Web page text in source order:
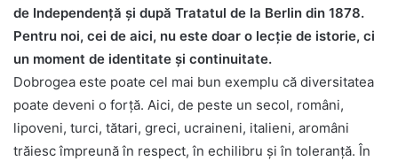
de Independență și după Tratatul de la Berlin din 1878.
Pentru noi, cei de aici, nu este doar o lecție de istorie, ci
un moment de identitate și continuitate.
Dobrogea este poate cel mai bun exemplu că diversitatea
poate deveni o forță. Aici, de peste un secol, români,
lipoveni, turci, tătari, greci, ucraineni, italieni, aromâni
trăiesc împreună în respect, în echilibru și în toleranță. În